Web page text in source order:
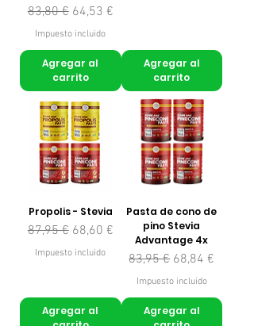
Precio
83,80 € Precio de oferta
64,53 €
Impuesto incluido
Agregar al
carrito
Agregar al
carrito
Propolis - Stevia
Precio
87,95 € Precio de oferta
68,60 €
Impuesto incluido
Agregar al
Pasta de cono de
pino Stevia
Advantage 4x
Precio
83,95 € Precio de oferta
68,84 €
Impuesto incluido
Agregar al